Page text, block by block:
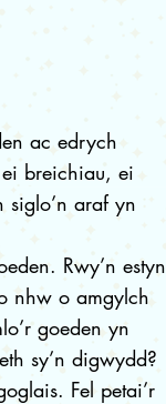
ac edrych
breichiau, ei
siglo’n araf yn
Rwy’n estyn
nhw o amgylch
goeden yn
sy’n digwydd?
Fel petai’r